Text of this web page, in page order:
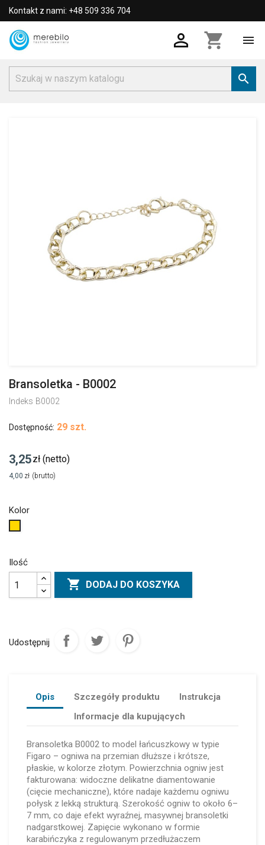
Kontakt z nami: +48 509 336 704
 shopping_cart 

Bransoletka - B0002
Indeks B0002
Dostępność: 29 szt.
3,25zł (netto)
4,00 zł (brutto)
Kolor
Ilość
 DODAJ DO KOSZYKA
Udostępnij
Opis Szczegóły produktu
Instrukcja
Informacje dla kupujących
Bransoletka B0002 to model łańcuszkowy w typie
Figaro – ogniwa na przemian dłuższe i krótsze,
płaskie, w kolorze złotym. Powierzchnia ogniw jest
fakturowana: widoczne delikatne diamentowanie
(cięcie mechaniczne), które nadaje każdemu ogniwu
połysk z lekką strukturą. Szerokość ogniw to około 6–
7 mm, co daje efekt wyraźnej, masywnej bransoletki
nadgarstkowej. Zapięcie wykonano w formie
karabińczyka z regulowanym przedłużaczem